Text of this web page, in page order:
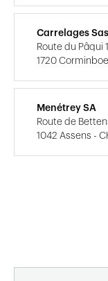
Carrelages
Route du Pâqui
1720
Menétrey SA
Route de
1042 Assens -